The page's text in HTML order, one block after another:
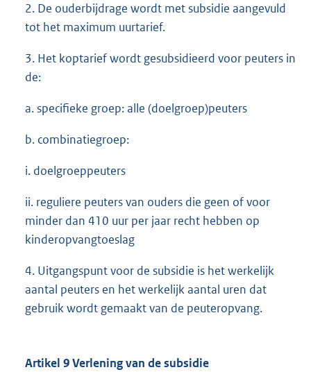
2. De ouderbijdrage wordt met subsidie aangevuld
tot het maximum uurtarief.
3. Het koptarief wordt gesubsidieerd voor peuters in
de:
a. specifieke groep: alle (doelgroep)peuters
b. combinatiegroep:
i. doelgroeppeuters
ii. reguliere peuters van ouders die geen of voor
minder dan 410 uur per jaar recht hebben op
kinderopvangtoeslag
4. Uitgangspunt voor de subsidie is het werkelijk
aantal peuters en het werkelijk aantal uren dat
gebruik wordt gemaakt van de peuteropvang.
Artikel 9 Verlening van de subsidie